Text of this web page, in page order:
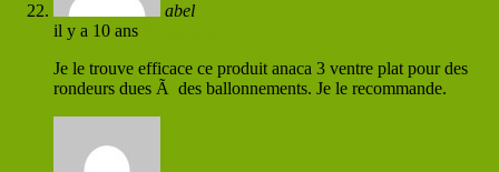
abel
il y a 10 ans
Je le trouve efficace ce produit anaca 3 ventre plat pour des
rondeurs dues Ã des ballonnements. Je le recommande.